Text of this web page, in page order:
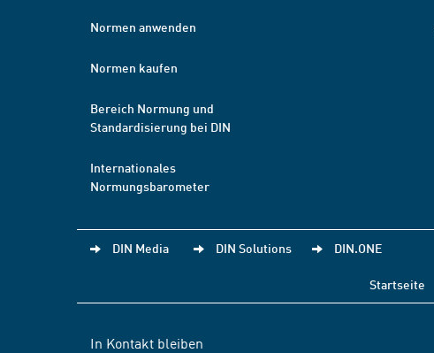
Normen anwenden
Normen kaufen
Bereich Normung und
Standardisierung bei DIN
Internationales
Normungsbarometer
DIN Media DIN Solutions DIN.ONE
Startseite
In Kontakt bleiben